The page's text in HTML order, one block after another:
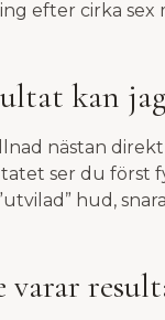
efter cirka
kan
nästan
ser du först
hud,
varar